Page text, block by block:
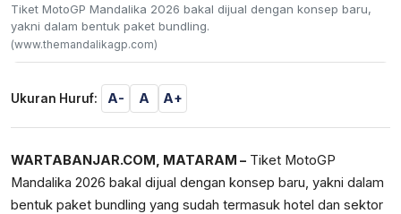
Tiket MotoGP Mandalika 2026 bakal dijual dengan konsep baru,
yakni dalam bentuk paket bundling.
(www.themandalikagp.com)
Ukuran Huruf: A- A A+
WARTABANJAR.COM, MATARAM – Tiket MotoGP
Mandalika 2026 bakal dijual dengan konsep baru, yakni dalam
bentuk paket bundling yang sudah termasuk hotel dan sektor